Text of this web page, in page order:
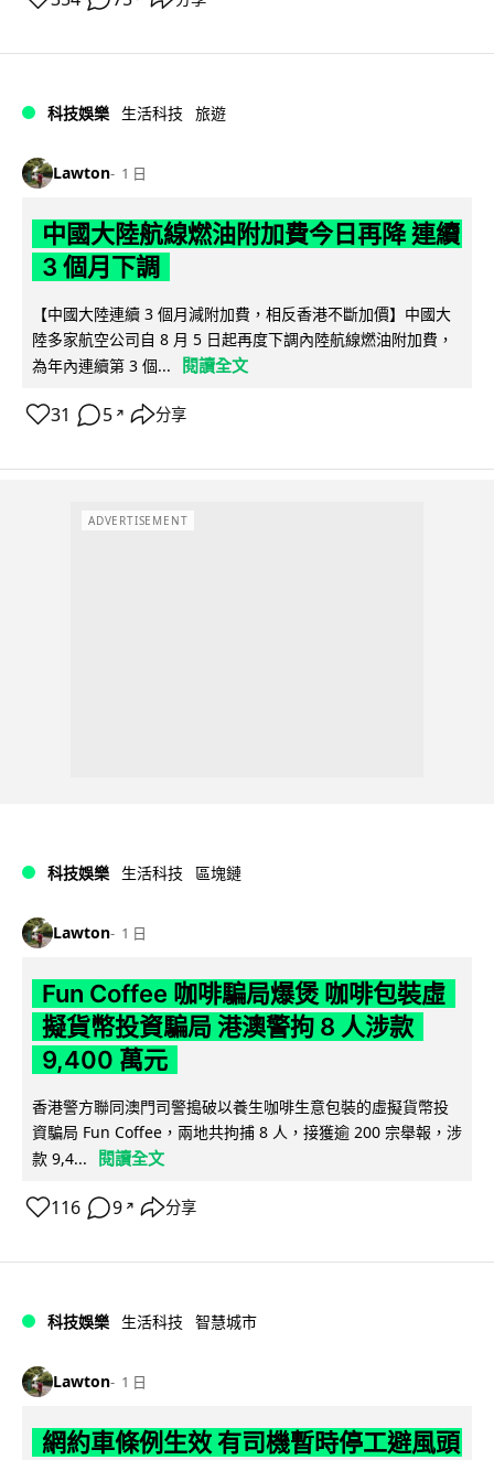
科技娛樂 生活科技 旅遊
Lawton 1 日
中國大陸航線燃油附加費今日再降 連續
3 個月下調
【中國大陸連續 3 個月減附加費，相反香港不斷加價】中國大
陸多家航空公司自 8 月 5 日起再度下調內陸航線燃油附加費，
為年內連續第 3 個...
閱讀全文
31 5 ↗ 分享
ADVERTISEMENT
科技娛樂 生活科技 區塊鏈
Lawton 1 日
Fun Coffee 咖啡騙局爆煲 咖啡包裝虛
擬貨幣投資騙局 港澳警拘 8 人涉款
9,400 萬元
香港警方聯同澳門司警搗破以養生咖啡生意包裝的虛擬貨幣投
資騙局 Fun Coffee，兩地共拘捕 8 人，接獲逾 200 宗舉報，涉
款 9,4...
閱讀全文
116 9 ↗ 分享
科技娛樂 生活科技 智慧城市
Lawton 1 日
網約車條例生效 有司機暫時停工避風頭